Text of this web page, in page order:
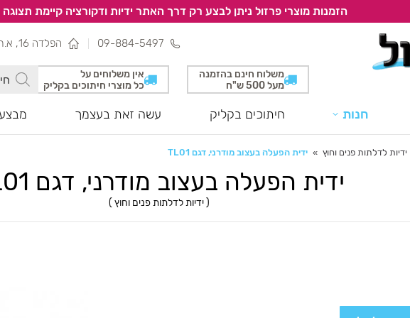
הזמנות מוצרי פרזול ניתן לבצע רק דרך האתר ידיות ודקורציה קיימת
09-884-5497 הפלדה 16, א.ת צפוני, נתניה
משלוח חינם בהזמנה
מעל 500 ש"ח
אין משלוחים על
כל מוצרי חיתוכים בקליק
חנות חיתוכים בקליק עשה זאת בעצמך
You are here:
ידיות לדלתות פנים וחוץ ידית הפעלה בעצוב מודרני, דגם TL01
ידית הפעלה בעצוב מודרני, דגם TL01
( ידיות לדלתות פנים וחוץ )